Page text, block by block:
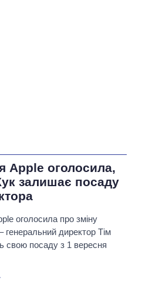
Apple оголосила,
залишає посаду
оголосила про зміну
генеральний директор Тім
свою посаду з 1 вересня